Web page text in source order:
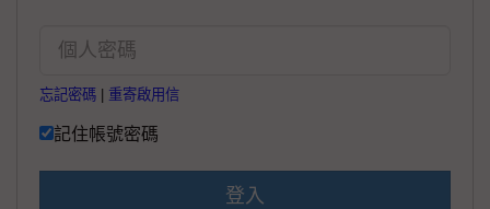
忘記密碼 重寄啟用信
記住帳號密碼
登入